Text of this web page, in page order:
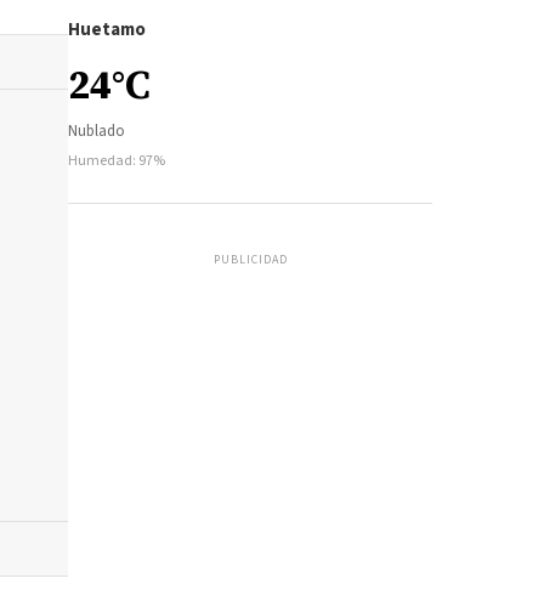
Huetamo
24°C
Nublado
Humedad: 97%
PUBLICIDAD